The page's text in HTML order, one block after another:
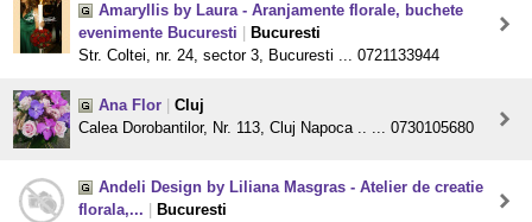
Amaryllis by Laura - Aranjamente florale, buchete
evenimente Bucuresti
Bucuresti
Str. Coltei, nr. 24, sector 3, Bucuresti ... 0721133944
Ana Flor
Cluj
Calea Dorobantilor, Nr. 113, Cluj Napoca .. ... 0730105680
Andeli Design by Liliana Masgras - Atelier de creatie
florala,...
Bucuresti